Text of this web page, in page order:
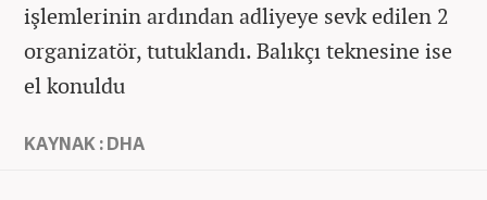
işlemlerinin ardından adliyeye sevk edilen 2
organizatör, tutuklandı. Balıkçı teknesine ise
el konuldu
KAYNAK : DHA